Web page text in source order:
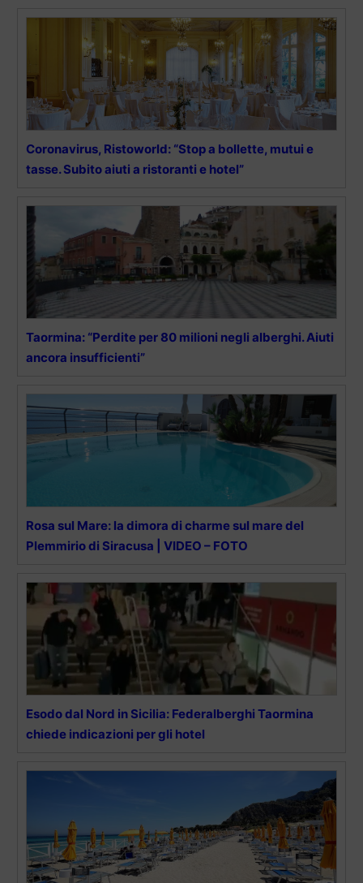
Coronavirus, Ristoworld: “Stop a bollette, mutui e
tasse. Subito aiuti a ristoranti e hotel”
Taormina: “Perdite per 80 milioni negli alberghi. Aiuti
ancora insufficienti”
Rosa sul Mare: la dimora di charme sul mare del
Plemmirio di Siracusa | VIDEO – FOTO
Esodo dal Nord in Sicilia: Federalberghi Taormina
chiede indicazioni per gli hotel